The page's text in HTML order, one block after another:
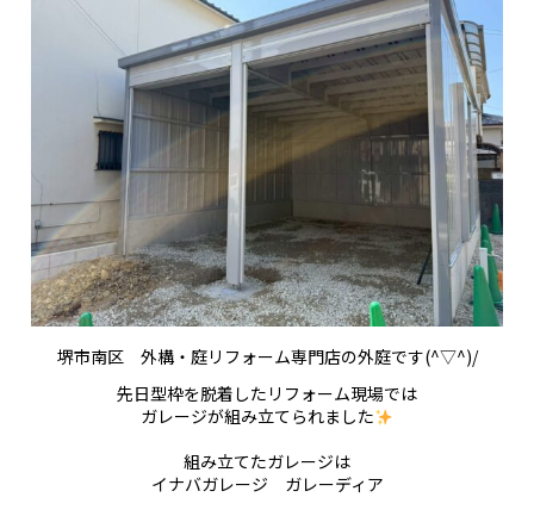
堺市南区 外構・庭リフォーム専門店の外庭です(^▽^)/
先日型枠を脱着したリフォーム現場では
ガレージが組み立てられました
組み立てたガレージは
イナバガレージ ガレーディア